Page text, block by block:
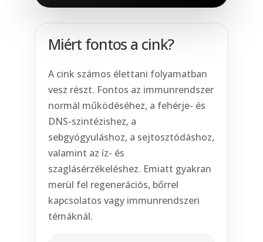
Miért fontos a cink?
A cink számos élettani folyamatban
vesz részt. Fontos az immunrendszer
normál működéséhez, a fehérje- és
DNS-szintézishez, a
sebgyógyuláshoz, a sejtosztódáshoz,
valamint az íz- és
szaglásérzékeléshez. Emiatt gyakran
merül fel regenerációs, bőrrel
kapcsolatos vagy immunrendszeri
témáknál.